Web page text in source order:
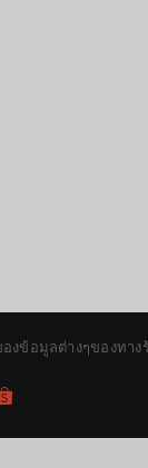
ข้อมูลต่างๆของทา